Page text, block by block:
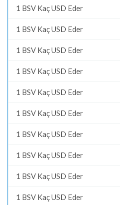
1 BSV Kaç USD Eder
1 BSV Kaç USD Eder
1 BSV Kaç USD Eder
1 BSV Kaç USD Eder
1 BSV Kaç USD Eder
1 BSV Kaç USD Eder
1 BSV Kaç USD Eder
1 BSV Kaç USD Eder
1 BSV Kaç USD Eder
1 BSV Kaç USD Eder